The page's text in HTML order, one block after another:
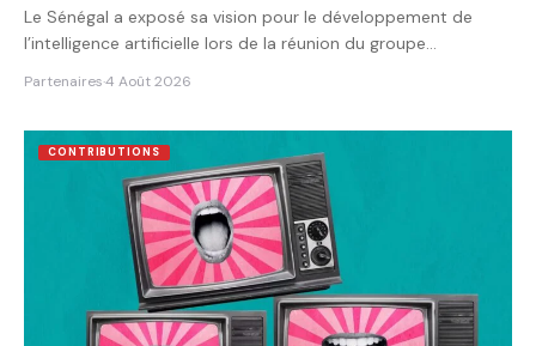
Le Sénégal a exposé sa vision pour le développement de
l’intelligence artificielle lors de la réunion du groupe…
Partenaires·4 Août 2026
CONTRIBUTIONS